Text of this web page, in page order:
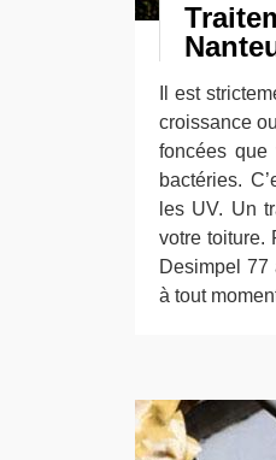
Il est
croissance
foncées que
bactéries.
les UV. Un
votre toiture.
Desimpel 77
à tout